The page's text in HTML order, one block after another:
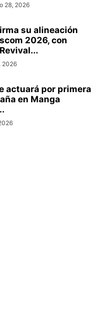
28, 2026
su alineación
2026, con
2026
actuará por primera
en Manga